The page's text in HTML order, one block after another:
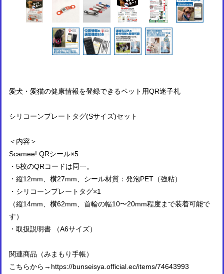
愛犬・愛猫の健康情報を登録できるペット用QR迷子札
シリコーンプレートタグ(Sサイズ)セット
＜内容＞
Scamee! QRシール×5
・5枚のQRコードは同一。
・縦12mm、横27mm、シール材質：発泡PET（強粘）
・シリコーンプレートタグ×1
（縦14mm、横62mm、首輪の幅10〜20mm程度まで装着可能で
す）
・取扱説明書 （A6サイズ）
関連商品（みまもり手帳）
こちらから→ https://bunseisya.official.ec/items/74643993